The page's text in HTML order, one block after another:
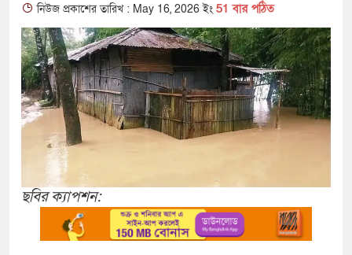
নিউজ প্রকাশের তারিখ : May 16, 2026 ইং 51 বার পঠিত
ছবির ক্যাপশন: